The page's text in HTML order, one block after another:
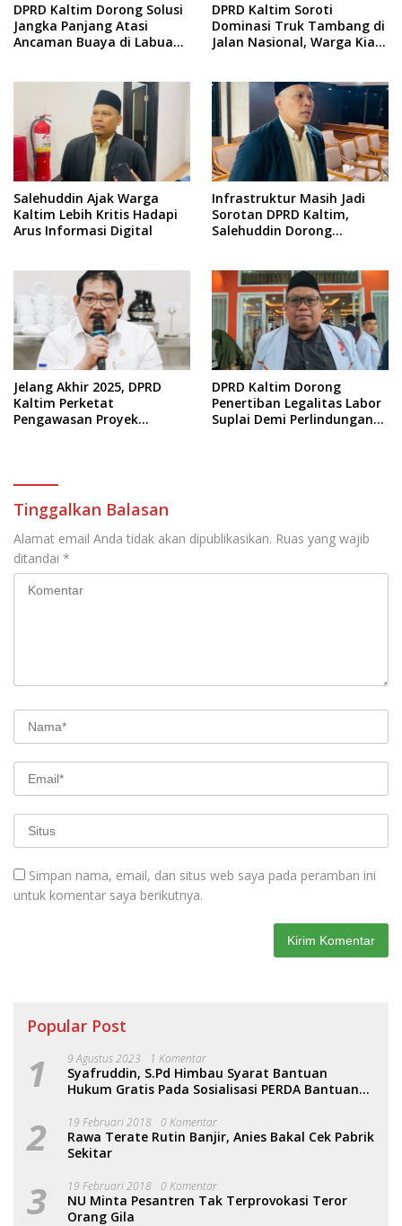
DPRD Kaltim Dorong Solusi
Jangka Panjang Atasi
Ancaman Buaya di Labuan
DPRD Kaltim Soroti
Dominasi Truk Tambang di
Jalan Nasional, Warga Kian
Salehuddin Ajak Warga
Kaltim Lebih Kritis Hadapi
Arus Informasi Digital
Infrastruktur Masih Jadi
Sorotan DPRD Kaltim,
Salehuddin Dorong
Jelang Akhir 2025, DPRD
Kaltim Perketat
Pengawasan Proyek
DPRD Kaltim Dorong
Penertiban Legalitas Labor
Suplai Demi Perlindungan
Tinggalkan Balasan
Alamat email Anda tidak akan dipublikasikan. Ruas yang wajib
ditandai *
Simpan nama, email, dan situs web saya pada peramban ini
untuk komentar saya berikutnya.
Popular Post
1 9 Agustus 2023 1 Komentar
Syafruddin, S.Pd Himbau Syarat Bantuan
Hukum Gratis Pada Sosialisasi PERDA Bantuan
2 19 Februari 2018 0 Komentar
Rawa Terate Rutin Banjir, Anies Bakal Cek Pabrik
Sekitar
3 19 Februari 2018 0 Komentar
NU Minta Pesantren Tak Terprovokasi Teror
Orang Gila